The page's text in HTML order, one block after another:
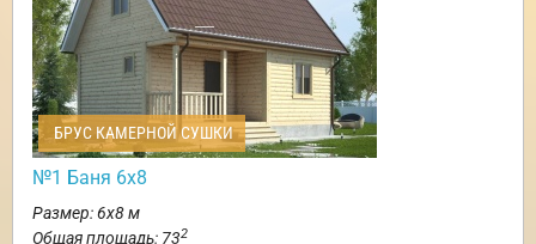
БРУС КАМЕРНОЙ СУШКИ
№1 Баня 6х8
Размер: 6х8 м
Общая площадь: 732